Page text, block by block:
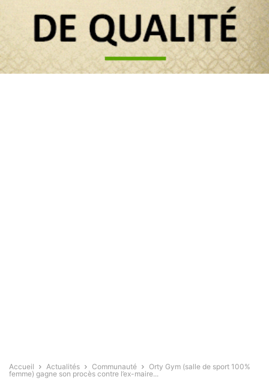
Accueil Actualités Communauté
Orty Gym (salle de sport 100%
femme) gagne son procès contre l’ex-maire...